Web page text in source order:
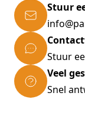
Stuur
Stuur
Veel
Snel